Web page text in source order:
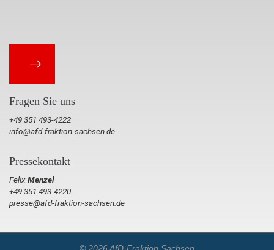
Fragen Sie uns
+49 351 493-4222
info@afd-fraktion-sachsen.de
Pressekontakt
FelixMenzel
+49 351 493-4220
presse@afd-fraktion-sachsen.de
© 2026 AfD-Fraktion Sachsen